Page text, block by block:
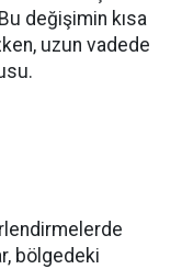
değişimin kısa
uzun vadede
bölgedeki